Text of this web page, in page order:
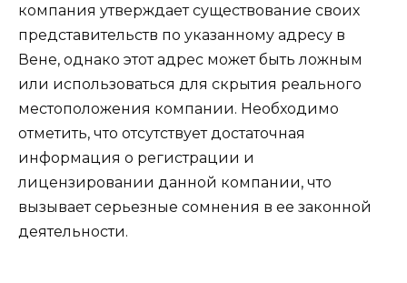
компания утверждает существование своих
представительств по указанному адресу в
Вене, однако этот адрес может быть ложным
или использоваться для скрытия реального
местоположения компании. Необходимо
отметить, что отсутствует достаточная
информация о регистрации и
лицензировании данной компании, что
вызывает серьезные сомнения в ее законной
деятельности.